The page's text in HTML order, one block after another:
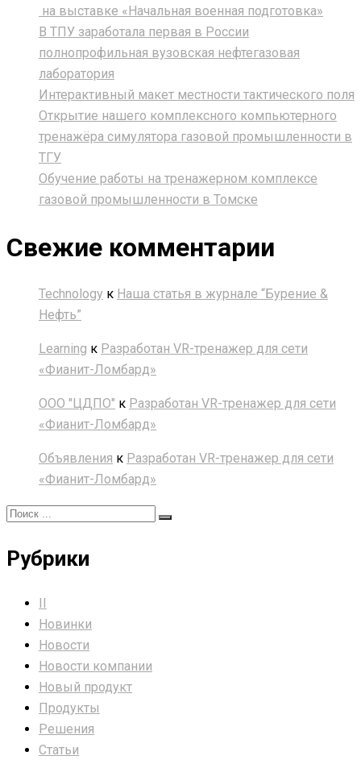
на выставке «Начальная военная подготовка»
В ТПУ заработала первая в России
полнопрофильная вузовская нефтегазовая
лаборатория
Интерактивный макет местности тактического поля
Открытие нашего комплексного компьютерного
тренажёра симулятора газовой промышленности в
ТГУ
Обучение работы на тренажерном комплексе
газовой промышленности в Томске
Свежие комментарии
Technology к Наша статья в журнале “Бурение &
Нефть”
Learning к Разработан VR-тренажер для сети
«Фианит-Ломбард»
ООО "ЦДПО" к Разработан VR-тренажер для сети
«Фианит-Ломбард»
Объявления к Разработан VR-тренажер для сети
«Фианит-Ломбард»
Рубрики
Новинки
Новости
Новости компании
Новый продукт
Продукты
Решения
Статьи